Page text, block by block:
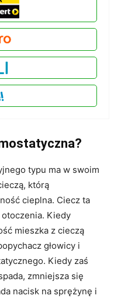
typu ma w swoim
którą
cieplna. Ciecz ta
Kiedy
mieszka z cieczą
głowicy i
Kiedy zaś
zmniejsza się
nacisk na sprężynę i